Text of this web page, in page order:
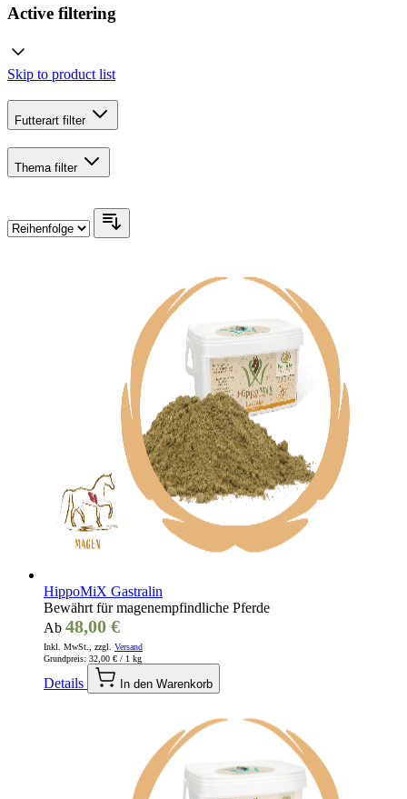
Active filtering
Skip to product list
Futterart filter
Thema filter
HippoMiX Gastralin
Bewährt für magenempfindliche Pferde
Ab 48,00 €
Inkl. MwSt., zzgl. Versand
Grundpreis: 32,00 € / 1 kg
Details In den Warenkorb